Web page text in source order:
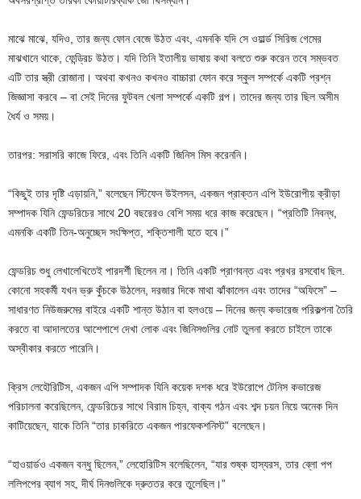
মাঝে মাঝে, যদিও, তার জন্য ফোন বেজে উঠত এবং, এমনকি যদি সে ওয়ার্ল্ড সিরিজ গেমের
মাঝখানে থাকে, ফেন্ড্রিচ উঠত। যদি তিনি ইতালীয় ভাষায় কথা বলতে শুরু করেন তবে সম্ভবত
এটি তার স্ত্রী রোজানা। অথবা কখনও কখনও বাচ্চারা ফোন করে স্কুল সম্পর্কে একটি প্রশ্ন
জিজ্ঞাসা করবে – বা সেই দিনের ফুটবল খেলা সম্পর্কে একটি গল্প। তাদের জন্য তার ছিল অসীম
ধৈর্য ও সময়।
তারপর: সরাসরি কাজে ফিরে, এবং তিনি একটি জিনিস মিস করেননি।
“কিছুই তার দৃষ্টি এড়ায়নি,” বলেছেন স্টিফেন উইলসন, একজন প্রাক্তন এপি ইউরোপীয় ক্রীড়া
সম্পাদক যিনি ফেন্ডরিচের সাথে 20 বছরেরও বেশি সময় ধরে কাজ করেছেন। “প্রতিটি নিবন্ধ,
এমনকি একটি তিন-অনুচ্ছেদ সংক্ষিপ্ত, শক্তিশালী হতে হবে।”
ফেন্ডরিচ শুধু লেখালেখিতেই পারদর্শী ছিলেন না। তিনি একটি প্রাণবন্ত এবং প্রখর রসবোধ ছিল.
কোনো সহকর্মী যখন ভ্রু কুঁচকে উঠলেন, দরজার দিকে মাথা ঝাঁকালেন এবং তাদের “অফিসে” –
সাধারণত নিউজরুমের বাইরে একটি শান্ত উঠান বা হলওয়ে – দিনের জন্য কভারেজ পরিকল্পনা তৈরি
করতে বা আদালতের আশেপাশে দেখা লোক এবং জিনিসগুলির নোট তুলনা করতে চাইলে তাকে
অস্বীকার করতে পারেনি।
ক্রিস লেহৌরিটিস, একজন এপি সম্পাদক যিনি কয়েক দশক ধরে ইউরোপে টেনিস কভারেজ
পরিচালনা করেছিলেন, ফেন্ডরিচের সাথে বিরাম চিহ্ন, বাক্য গঠন এবং শব্দ চয়ন নিয়ে অনেক দিন
কাটিয়েছেন, যাকে তিনি “তার চাকরিতে একজন পারফেকশনিস্ট” বলেছেন।
“হাওয়ার্ডও একজন বন্ধু ছিলেন,” লেহোরিটিস বলেছিলেন, “যার শুষ্ক হাস্যরস, তার ব্লো পপ
ললিপপের ব্যাগ সহ, দীর্ঘ দিনগুলিকে দ্রুততর করে তুলেছিল।”